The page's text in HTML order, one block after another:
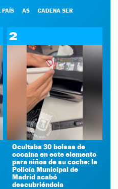
PAÍS AS CADENA SER
2
Ocultaba 30 bolsas de
cocaína en este elemento
para niños de su coche: la
Policía Municipal de
Madrid acabó
descubriéndola